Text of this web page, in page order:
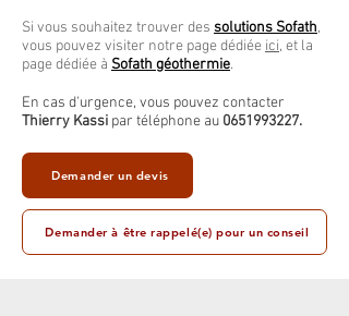
Si vous souhaitez trouver des solutions Sofath,
vous pouvez visiter notre page dédiée ici, et la
page dédiée à Sofath géothermie.
En cas d'urgence, vous pouvez contacter
Thierry Kassi par téléphone au 0651993227.
Demander un devis
Demander à être rappelé(e) pour un conseil